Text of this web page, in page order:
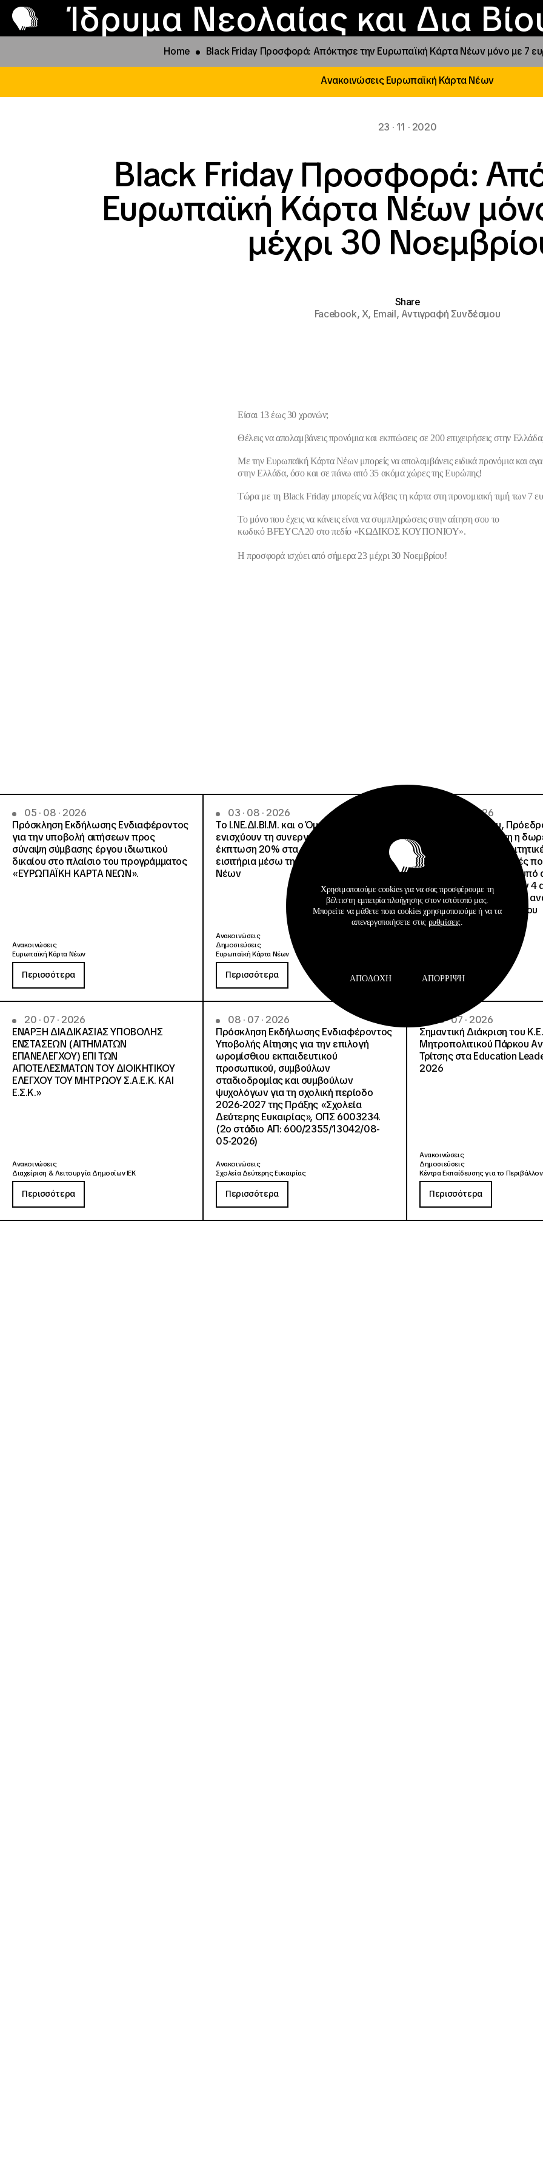
Ίδρυμα Νεολαίας και Δια
Το ΙΝΕΔΙΒΙΜ
Προγράμματα και
Φοιτητικές Εστίες
Παραχώρηση
Νέα
Επικοινωνία
Home Black Friday Προσφορά: Απόκτησε την Ευρωπαϊκή Κάρτα Νέων μόνο με 7
Ανακοινώσεις Ευρωπαϊκή Κάρτα Νέων
23 · 11 · 2020
Black Friday Προσφορά:
Ευρωπαϊκή Κάρτα Νέων
μέχρι 30
Share
Facebook,X, Email,Αντιγραφή Συνδέσμου
Είσαι 13 έως 30 χρονών;
Θέλεις να απολαμβάνεις προνόμια και εκπτώσεις σε 200 επιχειρήσεις στην Ελλάδα;
Με την Ευρωπαϊκή Κάρτα Νέων μπορείς να απολαμβάνεις ειδικά προνόμια και
στην Ελλάδα, όσο και σε πάνω από 35 ακόμα χώρες της Ευρώπης!
Τώρα με τη Black Friday μπορείς να λάβεις τη κάρτα στη προνομιακή τιμή των 7
Το μόνο που έχεις να κάνεις είναι να συμπληρώσειςστην αίτηση σου το
κωδικόBFEYCA20 στοπεδίο «ΚΩΔΙΚΟΣ ΚΟΥΠΟΝΙΟΥ».
Η προσφορά ισχύει από σήμερα 23 μέχρι 30 Νοεμβρίου!
05 · 08 · 2026
Πρόσκληση Εκδήλωσης Ενδιαφέροντος
για την υποβολή αιτήσεων προς
σύναψη σύμβασης έργου ιδιωτικού
δικαίου στο πλαίσιο του προγράμματος
«ΕΥΡΩΠΑΪΚΗ ΚΑΡΤΑ ΝΕΩΝ».
Ανακοινώσεις
Ευρωπαϊκή Κάρτα Νέων
Περισσότερα
03 · 08 · 2026
Το Ι.ΝΕ.ΔΙ.ΒΙ.Μ. και o Όμιλος Attica
ενισχύουν τη συνεργασία τους με
έκπτωση 20% στα ακτοπλοϊκά
εισιτήρια μέσω της Ευρωπαϊκής Κάρτας
Νέων
Ανακοινώσεις
Δημοσιεύσεις
Ευρωπαϊκή Κάρτα Νέων
Περισσότερα
02 · 08 · 2026
Άννα Ροκοφύλλου,
Είναι εξασφαλισμένη η
στέγαση σε άλλες
για όλους τους φοιτητές
μετακινηθούν από την υπό
Φοιτητική Εστία Αθηνών 4
4 ψέματα για την γεμάτη
ανακοίνωση του Συλλόγου
Οικοτρόφων της ΦΕΑ
Περισσότερα
20 · 07 · 2026
ΕΝΑΡΞΗ ΔΙΑΔΙΚΑΣΙΑΣ ΥΠΟΒΟΛΗΣ
ΕΝΣΤΑΣΕΩΝ (ΑΙΤΗΜΑΤΩΝ
ΕΠΑΝΕΛΕΓΧΟΥ) ΕΠΙ ΤΩΝ
ΑΠΟΤΕΛΕΣΜΑΤΩΝ ΤΟΥ ΔΙΟΙΚΗΤΙΚΟΥ
ΕΛΕΓΧΟΥ ΤΟΥ ΜΗΤΡΩΟΥ Σ.Α.Ε.Κ. ΚΑΙ
Ε.Σ.Κ.»
Ανακοινώσεις
Διαχείριση & Λειτουργία Δημοσίων ΙΕΚ
Περισσότερα
08 · 07 · 2026
Πρόσκληση Εκδήλωσης Ενδιαφέροντος
Υποβολής Αίτησης για την επιλογή
ωρομίσθιου εκπαιδευτικού
προσωπικού, συμβούλων
σταδιοδρομίας και συμβούλων
ψυχολόγων για τη σχολική περίοδο
2026-2027 της Πράξης «Σχολεία
Δεύτερης Ευκαιρίας», ΟΠΣ 6003234.
(2ο στάδιο ΑΠ: 600/2355/13042/08-
05-2026)
Ανακοινώσεις
Σχολεία Δεύτερης Ευκαιρίας
Περισσότερα
08 · 07 · 2026
Σημαντική Διάκριση του
Μητροπολιτικού Πάρκου
Τρίτσης στα Education
2026
Ανακοινώσεις
Δημοσιεύσεις
Κέντρα Εκπαίδευσης για το
Περισσότερα
Χρησιμοποιούμε cookies για να σας προσφέρουμε τη
βέλτιστη εμπειρία πλοήγησης στον ιστότοπό μας.
Μπορείτε να μάθετε ποια cookies χρησιμοποιούμε ή να τα
απενεργοποιήσετε στις ρυθμίσεις
ΑΠΟΔΟΧΉ ΑΠΌΡΡΙΨΗ